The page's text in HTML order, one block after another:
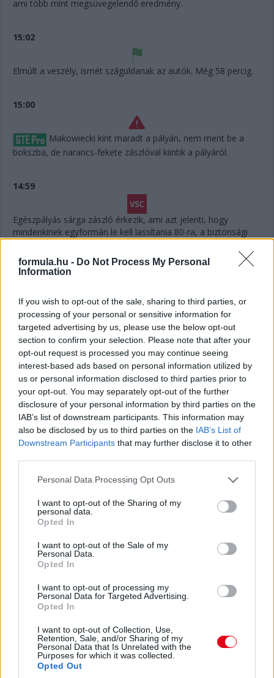
formula.hu - Do Not Process My Personal
Information
If you wish to opt-out of the sale, sharing to third parties, or
processing of your personal or sensitive information for
targeted advertising by us, please use the below opt-out
section to confirm your selection. Please note that after your
opt-out request is processed you may continue seeing
interest-based ads based on personal information utilized by
us or personal information disclosed to third parties prior to
your opt-out. You may separately opt-out of the further
disclosure of your personal information by third parties on the
IAB’s list of downstream participants. This information may
also be disclosed by us to third parties on the IAB’s List of
Downstream Participants that may further disclose it to other
Please note that this website/app uses one or more Google
not limited to your visit or usage behaviour. You may click to
grant or deny consent to Google and its third-party tags to
use your data for below specified purposes in below Google
consent section.
Personal Data Processing Opt Outs
I want to opt-out of the Sharing of my
personal data.
Opted In
I want to opt-out of the Sale of my
Personal Data.
Opted In
I want to opt-out of processing my
Personal Data for Targeted Advertising.
Opted In
I want to opt-out of Collection, Use,
Retention, Sale, and/or Sharing of my
Personal Data that Is Unrelated with the
Purposes for which it was collected.
Opted Out
ami több mint megsüvegelendő eredmény.
15:02
Elmúlt a veszély, ismét száguldanak az autók. Még 58 percig.
15:00
Makowiecki kint maradt a pályán, nem ment be a
bokszba, de narancs-fekete zászlóval kiintik a pályáról.
14:59
Egészpályás sárga zászló érkezik, ami azt jelenti, hogy
mindenkinek egyformán le kell lassítania 80-ra, a biztonsági
14:58
az autóban.
14:56
Húha! Makowiecki keresztülszáguldott az utolsó
sikánon, és elhagyta a diffúzorát! Aztán újabb darabok esnek
le az autóról, aminek elment a fékje a kritikus pillanatban a
versenyző elmondása szerint.
14:53
A hátsó gumikat le tudták ugyan cserélni, de megint
sem működik rendesen.
A PR1 Mathiasen azóta sem jött ki, hivatalosan nem
estek ki, de semmi jele nincs annak, hogy ez az autó még
megmozdulna. Maradtak 45-en.